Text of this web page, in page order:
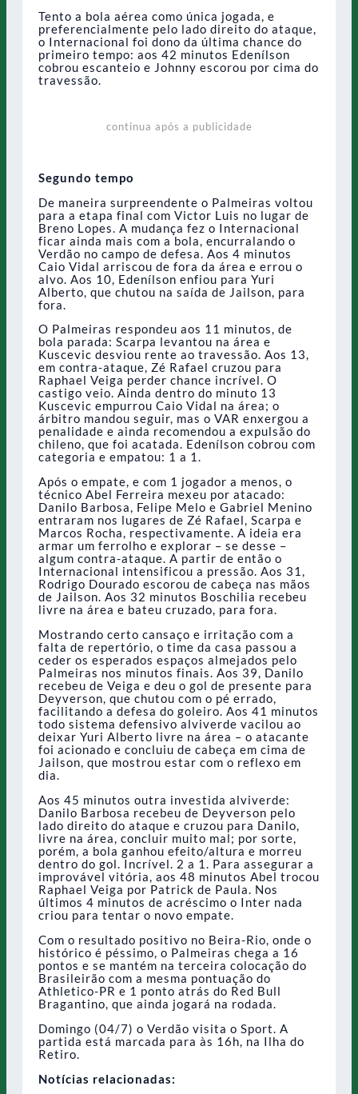
Tento a bola aérea como única jogada, e
preferencialmente pelo lado direito do ataque,
o Internacional foi dono da última chance do
primeiro tempo: aos 42 minutos Edenílson
cobrou escanteio e Johnny escorou por cima do
travessão.
continua após a publicidade
Segundo tempo
De maneira surpreendente o Palmeiras voltou
para a etapa final com Victor Luis no lugar de
Breno Lopes. A mudança fez o Internacional
ficar ainda mais com a bola, encurralando o
Verdão no campo de defesa. Aos 4 minutos
Caio Vidal arriscou de fora da área e errou o
alvo. Aos 10, Edenílson enfiou para Yuri
Alberto, que chutou na saída de Jailson, para
fora.
O Palmeiras respondeu aos 11 minutos, de
bola parada: Scarpa levantou na área e
Kuscevic desviou rente ao travessão. Aos 13,
em contra-ataque, Zé Rafael cruzou para
Raphael Veiga perder chance incrível. O
castigo veio. Ainda dentro do minuto 13
Kuscevic empurrou Caio Vidal na área; o
árbitro mandou seguir, mas o VAR enxergou a
penalidade e ainda recomendou a expulsão do
chileno, que foi acatada. Edenílson cobrou com
categoria e empatou: 1 a 1.
Após o empate, e com 1 jogador a menos, o
técnico Abel Ferreira mexeu por atacado:
Danilo Barbosa, Felipe Melo e Gabriel Menino
entraram nos lugares de Zé Rafael, Scarpa e
Marcos Rocha, respectivamente. A ideia era
armar um ferrolho e explorar – se desse –
algum contra-ataque. A partir de então o
Internacional intensificou a pressão. Aos 31,
Rodrigo Dourado escorou de cabeça nas mãos
de Jailson. Aos 32 minutos Boschilia recebeu
livre na área e bateu cruzado, para fora.
Mostrando certo cansaço e irritação com a
falta de repertório, o time da casa passou a
ceder os esperados espaços almejados pelo
Palmeiras nos minutos finais. Aos 39, Danilo
recebeu de Veiga e deu o gol de presente para
Deyverson, que chutou com o pé errado,
facilitando a defesa do goleiro. Aos 41 minutos
todo sistema defensivo alviverde vacilou ao
deixar Yuri Alberto livre na área – o atacante
foi acionado e concluiu de cabeça em cima de
Jailson, que mostrou estar com o reflexo em
dia.
Aos 45 minutos outra investida alviverde:
Danilo Barbosa recebeu de Deyverson pelo
lado direito do ataque e cruzou para Danilo,
livre na área, concluir muito mal; por sorte,
porém, a bola ganhou efeito/altura e morreu
dentro do gol. Incrível. 2 a 1. Para assegurar a
improvável vitória, aos 48 minutos Abel trocou
Raphael Veiga por Patrick de Paula. Nos
últimos 4 minutos de acréscimo o Inter nada
criou para tentar o novo empate.
Com o resultado positivo no Beira-Rio, onde o
histórico é péssimo, o Palmeiras chega a 16
pontos e se mantém na terceira colocação do
Brasileirão com a mesma pontuação do
Athletico-PR e 1 ponto atrás do Red Bull
Bragantino, que ainda jogará na rodada.
Domingo (04/7) o Verdão visita o Sport. A
partida está marcada para às 16h, na Ilha do
Retiro.
Notícias relacionadas: